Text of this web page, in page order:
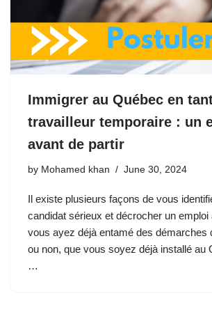
Immigrer au Québec en
travailleur temporaire : un
avant de partir
by Mohamed khan June 30, 2024
Il existe plusieurs façons de vous
candidat sérieux et décrocher un emploi
vous ayez déjà entamé des démarches
ou non, que vous soyez déjà installé au
…